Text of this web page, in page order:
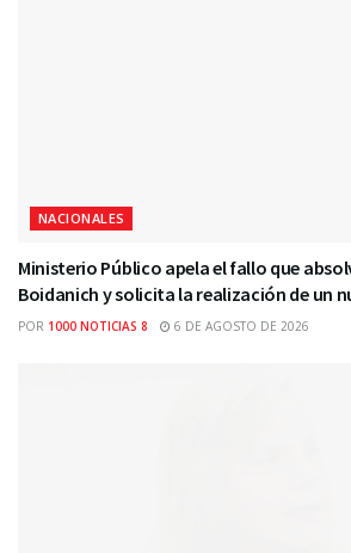
NACIONALES
Ministerio Público apela el fallo que
Boidanich y solicita la realización de un
POR 1000 NOTICIAS 8 6 DE AGOSTO DE 2026